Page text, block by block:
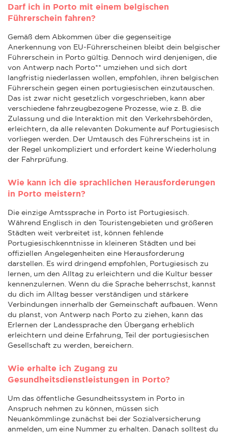
Darf ich in Porto mit einem belgischen
Führerschein fahren?
Gemäß dem Abkommen über die gegenseitige
Anerkennung von EU-Führerscheinen bleibt dein belgischer
Führerschein in Porto gültig. Dennoch wird denjenigen, die
von Antwerp nach Porto** umziehen und sich dort
langfristig niederlassen wollen, empfohlen, ihren belgischen
Führerschein gegen einen portugiesischen einzutauschen.
Das ist zwar nicht gesetzlich vorgeschrieben, kann aber
verschiedene fahrzeugbezogene Prozesse, wie z. B. die
Zulassung und die Interaktion mit den Verkehrsbehörden,
erleichtern, da alle relevanten Dokumente auf Portugiesisch
vorliegen werden. Der Umtausch des Führerscheins ist in
der Regel unkompliziert und erfordert keine Wiederholung
der Fahrprüfung.
Wie kann ich die sprachlichen Herausforderungen
in Porto meistern?
Die einzige Amtssprache in Porto ist Portugiesisch.
Während Englisch in den Touristengebieten und größeren
Städten weit verbreitet ist, können fehlende
Portugiesischkenntnisse in kleineren Städten und bei
offiziellen Angelegenheiten eine Herausforderung
darstellen. Es wird dringend empfohlen, Portugiesisch zu
lernen, um den Alltag zu erleichtern und die Kultur besser
kennenzulernen. Wenn du die Sprache beherrschst, kannst
du dich im Alltag besser verständigen und stärkere
Verbindungen innerhalb der Gemeinschaft aufbauen. Wenn
du planst, von Antwerp nach Porto zu ziehen, kann das
Erlernen der Landessprache den Übergang erheblich
erleichtern und deine Erfahrung, Teil der portugiesischen
Gesellschaft zu werden, bereichern.
Wie erhalte ich Zugang zu
Gesundheitsdienstleistungen in Porto?
Um das öffentliche Gesundheitssystem in Porto in
Anspruch nehmen zu können, müssen sich
Neuankömmlinge zunächst bei der Sozialversicherung
anmelden, um eine Nummer zu erhalten. Danach solltest du